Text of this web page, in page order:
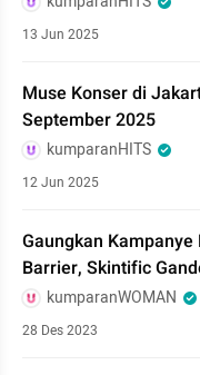
13 Jun 2025
Muse Konser di
September 2025
kumparanHITS
12 Jun 2025
Gaungkan Kampanye
Barrier, Skintific
kumparanWOMAN
28 Des 2023